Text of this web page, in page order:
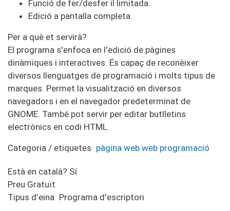
Funció de fer/desfer il·limitada.
Edició a pantalla completa.
Per a què et servirà?
El programa s'enfoca en l'edició de pàgines
dinàmiques i interactives. És capaç de reconèixer
diversos llenguatges de programació i molts tipus de
marques. Permet la visualització en diversos
navegadors i en el navegador predeterminat de
GNOME. També pot servir per editar butlletins
electrònics en codi HTML.
Categoria / etiquetes pàgina web web programació
Està en català? Sí
Preu Gratuït
Tipus d'eina Programa d'escriptori